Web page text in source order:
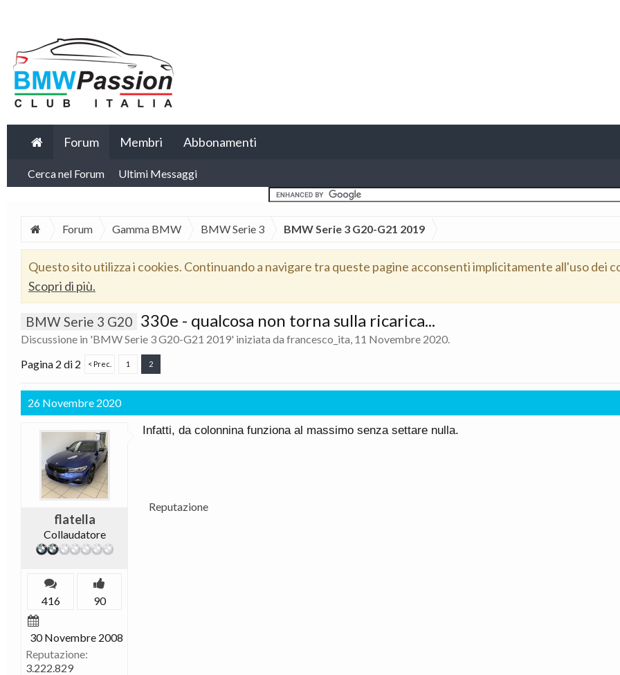
Forum
Cerca nel Forum Ultimi Messaggi
Membri Abbonamenti
Forum Gamma BMW BMW Serie 3 BMW Serie 3 G20-G21 2019
Questo sito utilizza i cookies. Continuando a navigare tra queste pagine acconsenti implicitamente all'uso dei
Scopri di più.
BMW Serie 3 G20 330e - qualcosa non torna sulla ricarica...
Discussione in 'BMW Serie 3 G20-G21 2019' iniziata da francesco_ita, 11 Novembre 2020.
Pagina 2 di 2
< Prec. 1 2
26 Novembre 2020
flatella
Collaudatore
416 90
30 Novembre 2008
Reputazione:
3.222.829
Infatti, da colonnina funziona al massimo senza settare nulla.
Reputazione